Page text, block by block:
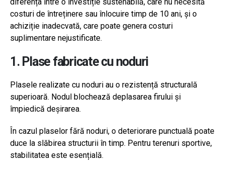
costuri de întreținere sau înlocuire timp de 10 ani, și o
achiziție inadecvată, care poate genera costuri
suplimentare nejustificate.
1. Plase fabricate cu noduri
Plasele realizate cu noduri au o rezistență structurală
superioară. Nodul blochează deplasarea firului și
împiedică deșirarea.
În cazul plaselor fără noduri, o deteriorare punctuală poate
duce la slăbirea structurii în timp. Pentru terenuri sportive,
stabilitatea este esențială.